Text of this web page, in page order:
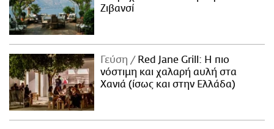
Ζιβανσί
Γεύση
Red Jane Grill: Η πιο
νόστιμη και χαλαρή αυλή στα
Χανιά (ίσως και στην Ελλάδα)